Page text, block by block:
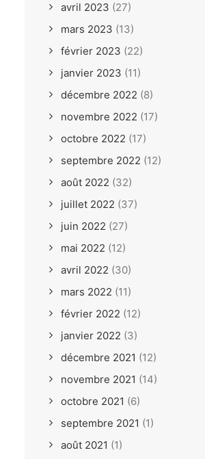
avril 2023 (27)
mars 2023 (13)
février 2023 (22)
janvier 2023 (11)
décembre 2022 (8)
novembre 2022 (17)
octobre 2022 (17)
septembre 2022 (12)
août 2022 (32)
juillet 2022 (37)
juin 2022 (27)
mai 2022 (12)
avril 2022 (30)
mars 2022 (11)
février 2022 (12)
janvier 2022 (3)
décembre 2021 (12)
novembre 2021 (14)
octobre 2021 (6)
septembre 2021 (1)
août 2021 (1)